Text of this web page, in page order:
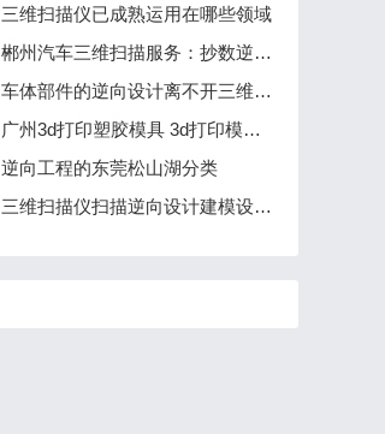
三维扫描仪已成熟运用在哪些领域
郴州汽车三维扫描服务：抄数逆向建模与工业设计的协同创新
车体部件的逆向设计离不开三维扫描技术
广州3d打印塑胶模具 3d打印模具定制
逆向工程的东莞松山湖分类
三维扫描仪扫描逆向设计建模设计服务